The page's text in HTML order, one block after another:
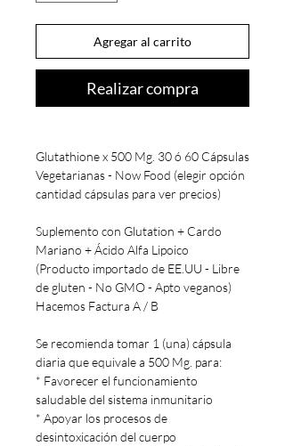
Agregar al carrito
Realizar compra
Glutathione x 500 Mg. 30 ó 60 Cápsulas
Vegetarianas - Now Food (elegir opción
cantidad cápsulas para ver precios)
Suplemento con Glutation + Cardo
Mariano + Ácido Alfa Lipoico
(Producto importado de EE.UU - Libre
de gluten - No GMO - Apto veganos)
Hacemos Factura A / B
Se recomienda tomar 1 (una) cápsula
diaria que equivale a 500 Mg. para:
* Favorecer el funcionamiento
saludable del sistema inmunitario
* Apoyar los procesos de
desintoxicación del cuerpo